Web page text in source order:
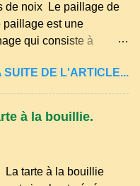
des mots typiques
ou "aze"
désigner quelqu'un
du Puy-de-
arbres de la famille...
de noix Le paillage de
paillage est une
qui consiste à
ou synthétiques pour
sa fertilité. Il
: Réduction
limite
d'atteindre le sol, ce qui
SUITE DE L'ARTICLE...
à la bouillie.
tarte à la bouillie